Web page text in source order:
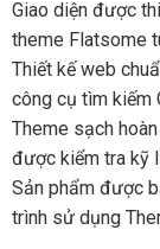
Giao diện được
theme Flatsome
Thiết kế web
công cụ tìm kiếm
Theme sạch
được kiểm tra kỹ
Sản phẩm được
trình sử dụng